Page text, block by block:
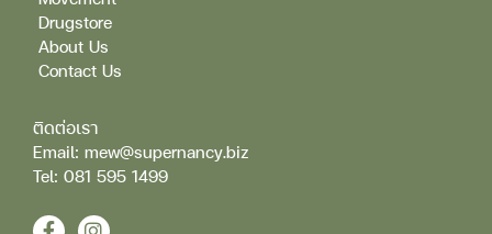
Drugstore
About Us
Contact Us
ติดต่อเรา
Email: mew@supernancy.biz
Tel: 081 595 1499